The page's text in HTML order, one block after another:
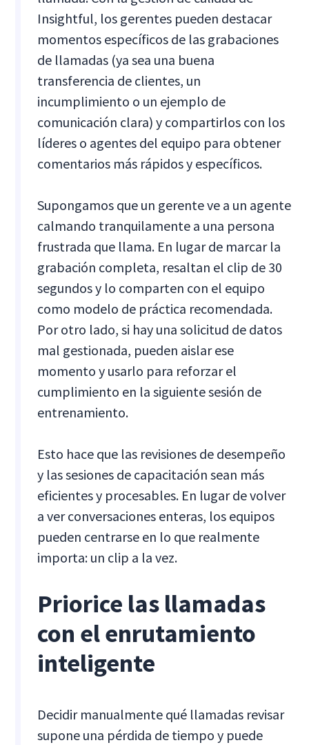
Insightful, los gerentes pueden destacar
momentos específicos de las grabaciones
de llamadas (ya sea una buena
transferencia de clientes, un
incumplimiento o un ejemplo de
comunicación clara) y compartirlos con los
líderes o agentes del equipo para obtener
comentarios más rápidos y específicos.
Supongamos que un gerente ve a un agente
calmando tranquilamente a una persona
frustrada que llama. En lugar de marcar la
grabación completa, resaltan el clip de 30
segundos y lo comparten con el equipo
como modelo de práctica recomendada.
Por otro lado, si hay una solicitud de datos
mal gestionada, pueden aislar ese
momento y usarlo para reforzar el
cumplimiento en la siguiente sesión de
entrenamiento.
Esto hace que las revisiones de desempeño
y las sesiones de capacitación sean más
eficientes y procesables. En lugar de volver
a ver conversaciones enteras, los equipos
pueden centrarse en lo que realmente
importa: un clip a la vez.
Priorice las llamadas
con el enrutamiento
inteligente
Decidir manualmente qué llamadas revisar
supone una pérdida de tiempo y puede